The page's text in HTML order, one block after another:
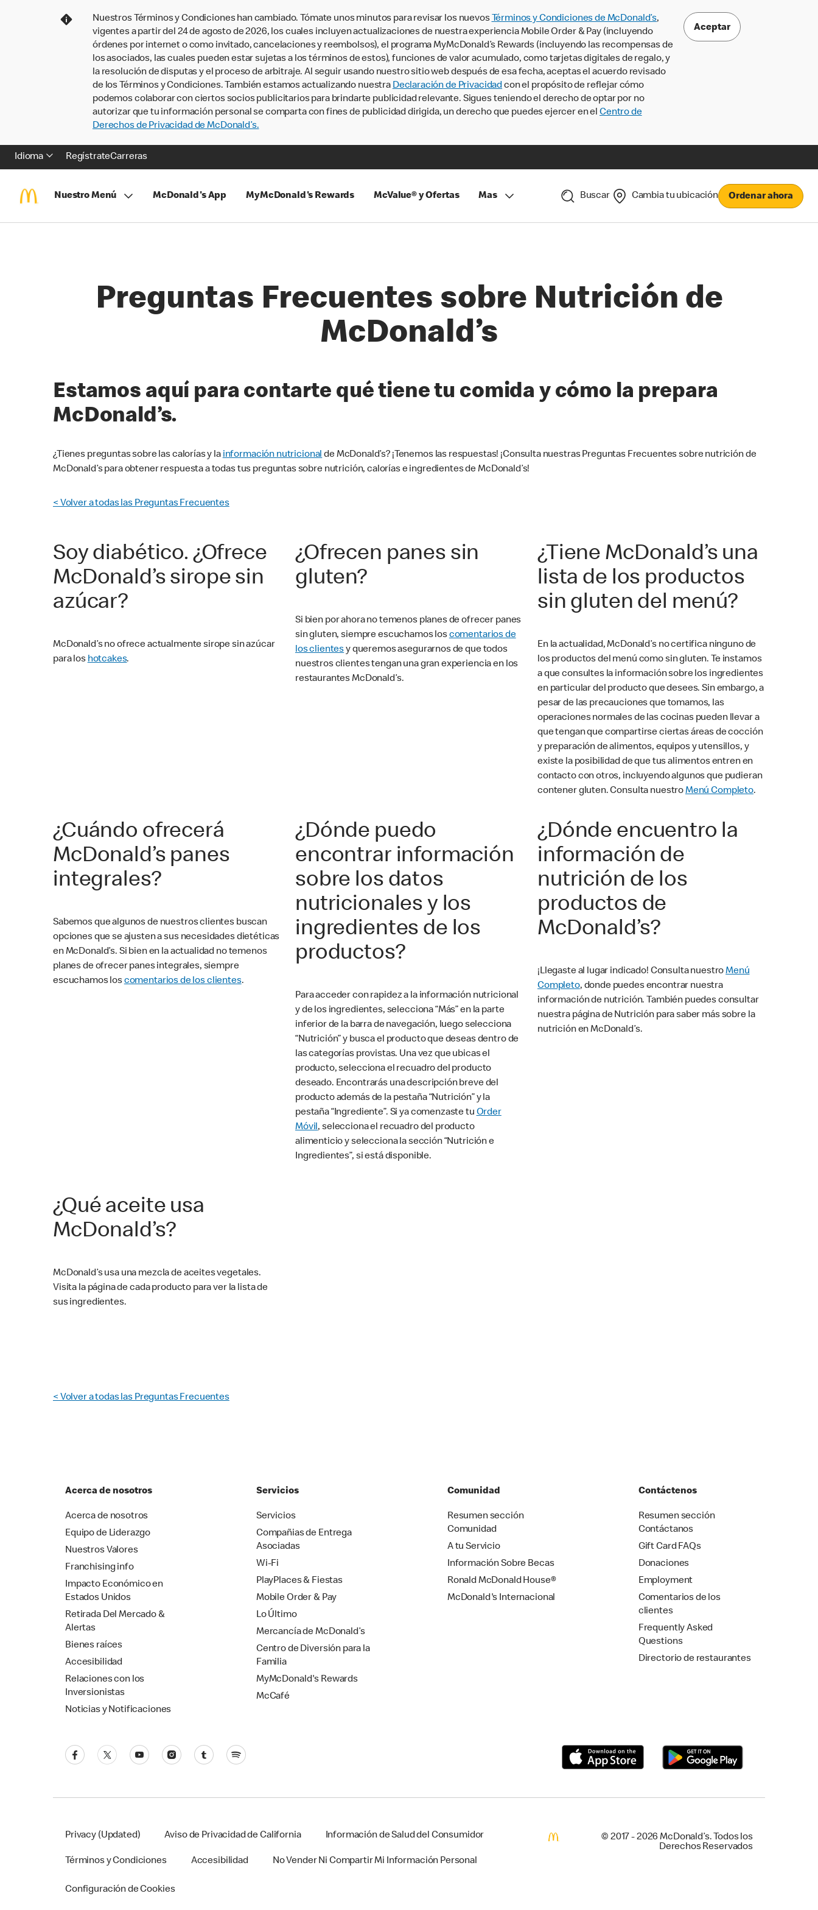
Nuestros Términos y Condiciones han cambiado. Tómate unos minutos para revisar los nuevos Términos y Condiciones de McDonald’s,
vigentes a partir del 24 de agosto de 2026, los cuales incluyen actualizaciones de nuestra experiencia Mobile Order & Pay (incluyendo
órdenes por internet o como invitado, cancelaciones y reembolsos), el programa MyMcDonald’s Rewards (incluyendo las recompensas de
los asociados, las cuales pueden estar sujetas a los términos de estos), funciones de valor acumulado, como tarjetas digitales de regalo, y
la resolución de disputas y el proceso de arbitraje. Al seguir usando nuestro sitio web después de esa fecha, aceptas el acuerdo revisado
de los Términos y Condiciones. También estamos actualizando nuestra Declaración de Privacidadcon el propósito de reflejar cómo
podemos colaborar con ciertos socios publicitarios para brindarte publicidad relevante. Sigues teniendo el derecho de optar por no
autorizar que tu información personal se comparta con fines de publicidad dirigida, un derecho que puedes ejercer en el Centro de
Derechos de Privacidad de McDonald’s.
Aceptar
Idioma RegístrateCarreras
Nuestro Menú McDonald's App MyMcDonald's Rewards McValue® y Ofertas Mas Buscar Cambia tu ubicación Ordenar ahora
Preguntas Frecuentes sobre Nutrición de
McDonald’s
Estamos aquí para contarte qué tiene tu comida y cómo la prepara
McDonald’s.
¿Tienes preguntas sobre las calorías y la información nutricional de McDonald’s? ¡Tenemos las respuestas! ¡Consulta nuestras Preguntas Frecuentes sobre nutrición de
McDonald’s para obtener respuesta a todas tus preguntas sobre nutrición, calorías e ingredientes de McDonald’s!
< Volver a todas las Preguntas Frecuentes
Soy diabético. ¿Ofrece
McDonald’s sirope sin
azúcar?
McDonald’s no ofrece actualmente sirope sin azúcar
para los hotcakes.
¿Ofrecen panes sin
gluten?
Si bien por ahora no temenos planes de ofrecer panes
sin gluten, siempre escuchamos loscomentarios de
los clientesy queremos asegurarnos de que todos
nuestros clientes tengan una gran experiencia en los
restaurantes McDonald’s.
¿Tiene McDonald’s una
lista de los productos
sin gluten del menú?
En la actualidad, McDonald’s no certifica ninguno de
los productos del menú como sin gluten. Te instamos
a que consultes la información sobre los ingredientes
en particular del producto que desees. Sin embargo, a
pesar de las precauciones que tomamos, las
operaciones normales de las cocinas pueden llevar a
que tengan que compartirse ciertas áreas de cocción
y preparación de alimentos, equipos y utensillos, y
existe la posibilidad de que tus alimentos entren en
contacto con otros, incluyendo algunos que pudieran
contener gluten. Consulta nuestroMenú Completo.
¿Cuándo ofrecerá
McDonald’s panes
integrales?
Sabemos que algunos de nuestros clientes buscan
opciones que se ajusten a sus necesidades dietéticas
en McDonald’s. Si bien en la actualidad no temenos
planes de ofrecer panes integrales, siempre
escuchamos loscomentarios de los clientes.
¿Dónde puedo
encontrar información
sobre los datos
nutricionales y los
ingredientes de los
productos?
Para acceder con rapidez a la información nutricional
y de los ingredientes, selecciona “Más” en la parte
inferior de la barra de navegación, luego selecciona
“Nutrición” y busca el producto que deseas dentro de
las categorías provistas. Una vez que ubicas el
producto, selecciona el recuadro del producto
deseado. Encontrarás una descripción breve del
producto además de la pestaña “Nutrición” y la
pestaña “Ingrediente”. Si ya comenzaste tu Order
Móvil, selecciona el recuadro del producto
alimenticio y selecciona la sección “Nutrición e
Ingredientes”, si está disponible.
¿Dónde encuentro la
información de
nutrición de los
productos de
McDonald’s?
¡Llegaste al lugar indicado! Consulta nuestroMenú
Completo, donde puedes encontrar nuestra
información de nutrición. También puedes consultar
nuestra página de Nutrición para saber más sobre la
nutrición en McDonald’s.
¿Qué aceite usa
McDonald’s?
McDonald’s usa una mezcla de aceites vegetales.
Visita la página de cada producto para ver la lista de
sus ingredientes.
< Volver a todas las Preguntas Frecuentes
Acerca de nosotros
Acerca de nosotros
Equipo de Liderazgo
Nuestros Valores
Franchising info
Impacto Económico en
Estados Unidos
Retirada Del Mercado &
Alertas
Bienes raíces
Accesibilidad
Relaciones con los
Inversionistas
Noticias y Notificaciones
Servicios
Servicios
Compañias de Entrega
Asociadas
Wi-Fi
PlayPlaces & Fiestas
Mobile Order & Pay
Lo Último
Mercancía de McDonald’s
Centro de Diversión para la
Familia
MyMcDonald's Rewards
McCafé
Comunidad
Resumen sección
Comunidad
A tu Servicio
Información Sobre Becas
Ronald McDonald House®
McDonald's Internacional
Contáctenos
Resumen sección
Contáctanos
Gift Card FAQs
Donaciones
Employment
Comentarios de los
clientes
Frequently Asked
Questions
Directorio de restaurantes
Privacy (Updated) Aviso de Privacidad de California Información de Salud del Consumidor
Términos y Condiciones Accesibilidad No Vender Ni Compartir Mi Información Personal
Configuración de Cookies
© 2017 - 2026 McDonald’s. Todos los
Derechos Reservados